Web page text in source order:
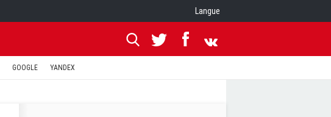
Langue
GOOGLE YANDEX